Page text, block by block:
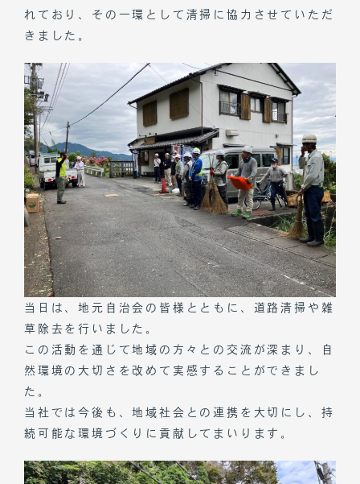
れており、その一環として清掃に協力させていただ
きました。
当日は、地元自治会の皆様とともに、道路清掃や雑
草除去を行いました。
この活動を通じて地域の方々との交流が深まり、自
然環境の大切さを改めて実感することができまし
た。
当社では今後も、地域社会との連携を大切にし、持
続可能な環境づくりに貢献してまいります。